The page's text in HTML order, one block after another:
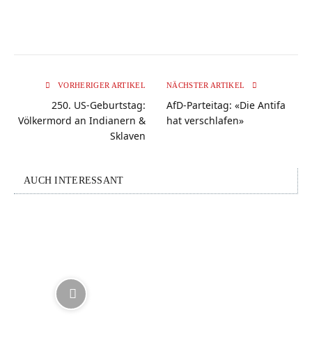
VORHERIGER ARTIKEL
250. US-Geburtstag:
Völkermord an Indianern &
Sklaven
NÄCHSTER ARTIKEL
AfD-Parteitag: «Die Antifa
hat verschlafen»
AUCH INTERESSANT